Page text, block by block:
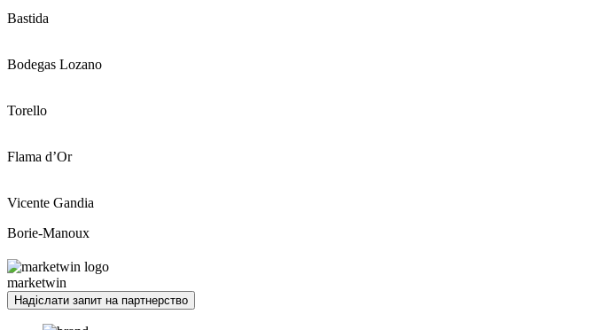
Bastida
Bodegas Lozano
Torello
Flama d’Or
Vicente Gandia
Borie-Manoux
marketwin
Надіслати запит на партнерство